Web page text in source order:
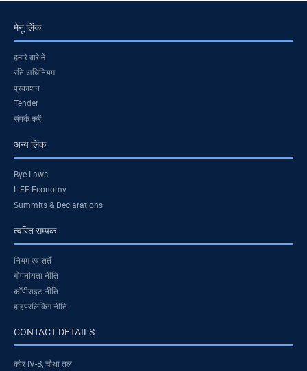
मेनू लिंक
हमारे बारे में
रति अधिनियम
प्रकाशन
Tender
संपर्क करें
अन्य लिंक
Bye Laws
LiFE Economy
Summits & Declarations
त्वरित सम्पक
नियम एवं शर्तें
गोपनीयता नीति
कॉपीराइट नीति
हाइपरलिंकिंग नीति
CONTACT DETAILS
कोर IV-B, चौथा तल